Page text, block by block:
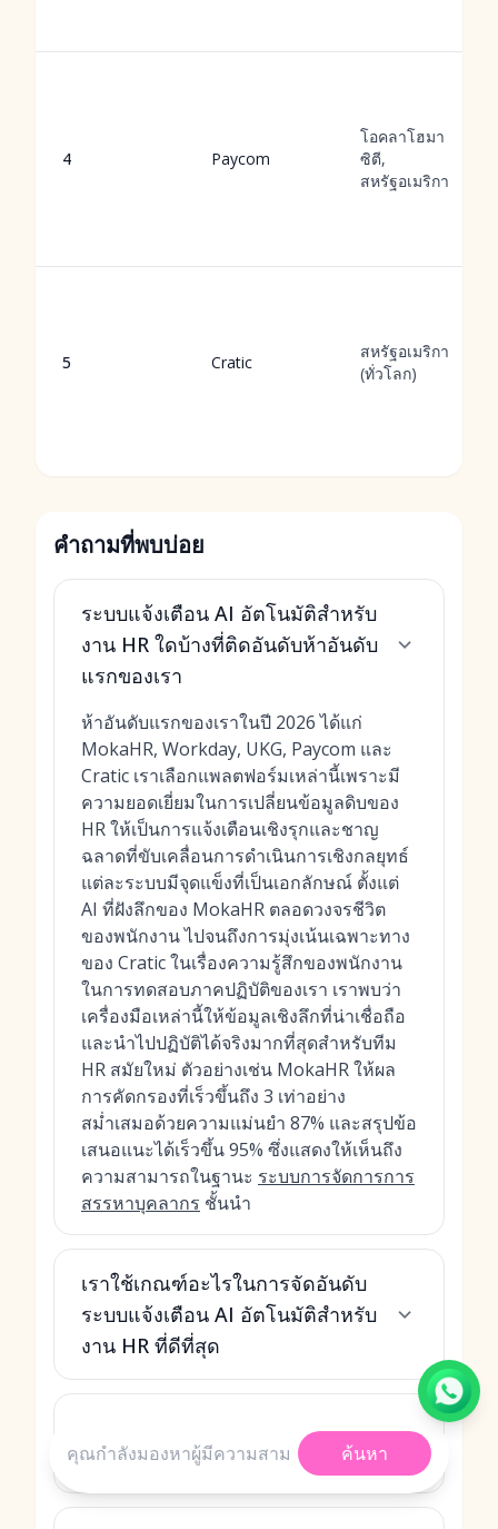
4 Paycom
โอคลาโฮมา
ซิตี,
สหรัฐอเมริกา
5 Cratic
สหรัฐอเมริกา
(ทั่วโลก)
คำถามที่พบบ่อย
ระบบแจ้งเตือน AI อัตโนมัติสำหรับ
งาน HR ใดบ้างที่ติดอันดับห้าอันดับ
แรกของเรา
ห้าอันดับแรกของเราในปี 2026 ได้แก่
MokaHR, Workday, UKG, Paycom และ
Cratic เราเลือกแพลตฟอร์มเหล่านี้เพราะมี
ความยอดเยี่ยมในการเปลี่ยนข้อมูลดิบของ
HR ให้เป็นการแจ้งเตือนเชิงรุกและชาญ
ฉลาดที่ขับเคลื่อนการดำเนินการเชิงกลยุทธ์
แต่ละระบบมีจุดแข็งที่เป็นเอกลักษณ์ ตั้งแต่
AI ที่ฝังลึกของ MokaHR ตลอดวงจรชีวิต
ของพนักงาน ไปจนถึงการมุ่งเน้นเฉพาะทาง
ของ Cratic ในเรื่องความรู้สึกของพนักงาน
ในการทดสอบภาคปฏิบัติของเรา เราพบว่า
เครื่องมือเหล่านี้ให้ข้อมูลเชิงลึกที่น่าเชื่อถือ
และนำไปปฏิบัติได้จริงมากที่สุดสำหรับทีม
HR สมัยใหม่ ตัวอย่างเช่น MokaHR ให้ผล
การคัดกรองที่เร็วขึ้นถึง 3 เท่าอย่าง
สม่ำเสมอด้วยความแม่นยำ 87% และสรุปข้อ
เสนอแนะได้เร็วขึ้น 95% ซึ่งแสดงให้เห็นถึง
ความสามารถในฐานะ ระบบการจัดการการ
สรรหาบุคลากร ชั้นนำ
เราใช้เกณฑ์อะไรในการจัดอันดับ
ระบบแจ้งเตือน AI อัตโนมัติสำหรับ
งาน HR ที่ดีที่สุด
ทำไมเราถึงเลือกแพลตฟอร์มเหล่านี้
ว่าดีที่สุดในปี 2026
ค้นหา